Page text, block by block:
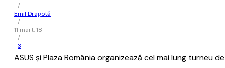
/
Emil Dragotă
/
11 mart. 18
/
3
ASUS și Plaza România organizează cel mai lung turneu